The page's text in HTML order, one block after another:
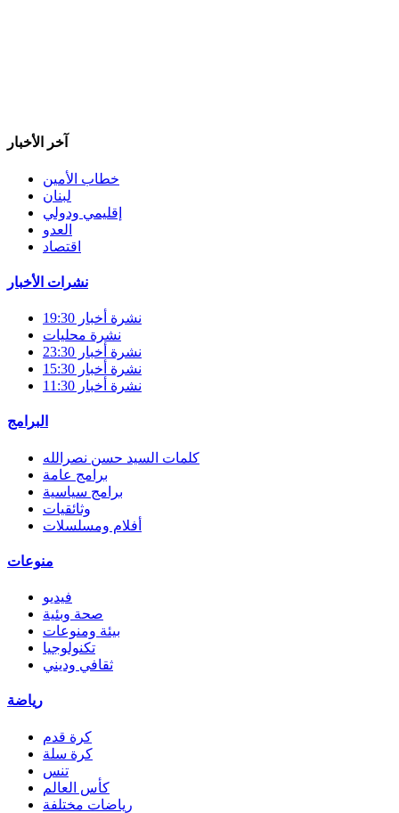
آخر الأخبار
خطاب الأمين
لبنان
إقليمي ودولي
العدو
اقتصاد
نشرات الأخبار
نشرة أخبار 19:30
نشرة محليات
نشرة أخبار 23:30
نشرة أخبار 15:30
نشرة أخبار 11:30
البرامج
كلمات السيد حسن نصرالله
برامج عامة
برامج سياسية
وثائقيات
أفلام ومسلسلات
منوعات
فيديو
صحة وبئية
بيئة ومنوعات
تكنولوجيا
ثقافي وديني
رياضة
كرة قدم
كرة سلة
تنس
كأس العالم
رياضات مختلفة